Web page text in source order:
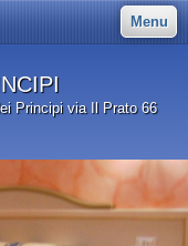
Menu
Principi via Il Prato 66